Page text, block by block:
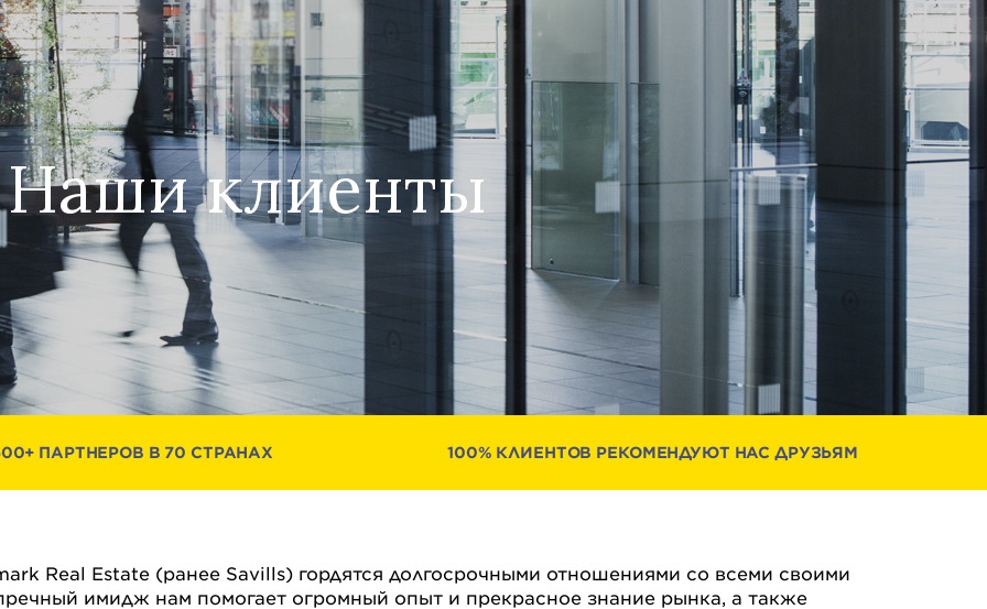
Наши клиенты
ПАРТНЕРОВ В 70 СТРАНАХ 100% КЛИЕНТОВ РЕКОМЕНДУЮТ НАС ДРУЗЬЯМ
Real Estate (ранее Savills) гордятся долгосрочными отношениями со всеми своими
имидж нам помогает огромный опыт и прекрасное знание рынка, а также